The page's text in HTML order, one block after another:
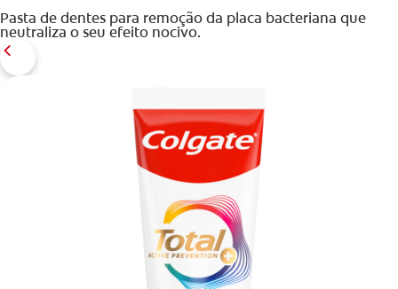
Pasta de dentes para remoção da placa bacteriana que
neutraliza o seu efeito nocivo.